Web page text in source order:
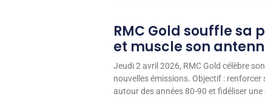
RMC Gold souffle sa
et muscle son
Jeudi 2 avril 2026, RMC Gold célèbre
nouvelles émissions. Objectif :
autour des années 80-90 et fidéliser